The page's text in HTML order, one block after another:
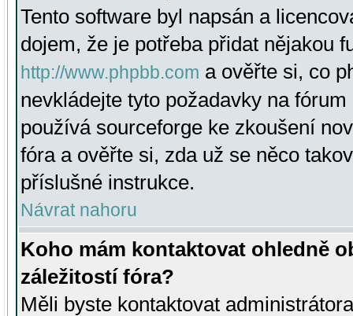
Tento software byl napsán a
dojem, že je potřeba přidat nějakou
http://www.phpbb.com a ověřte si, co
nevkládejte tyto požadavky na
používá sourceforge ke zkoušení
fóra a ověřte si, zda už se něco
příslušné instrukce.
Návrat nahoru
Koho mám kontaktovat ohledně
záležitostí fóra?
Měli byste kontaktovat